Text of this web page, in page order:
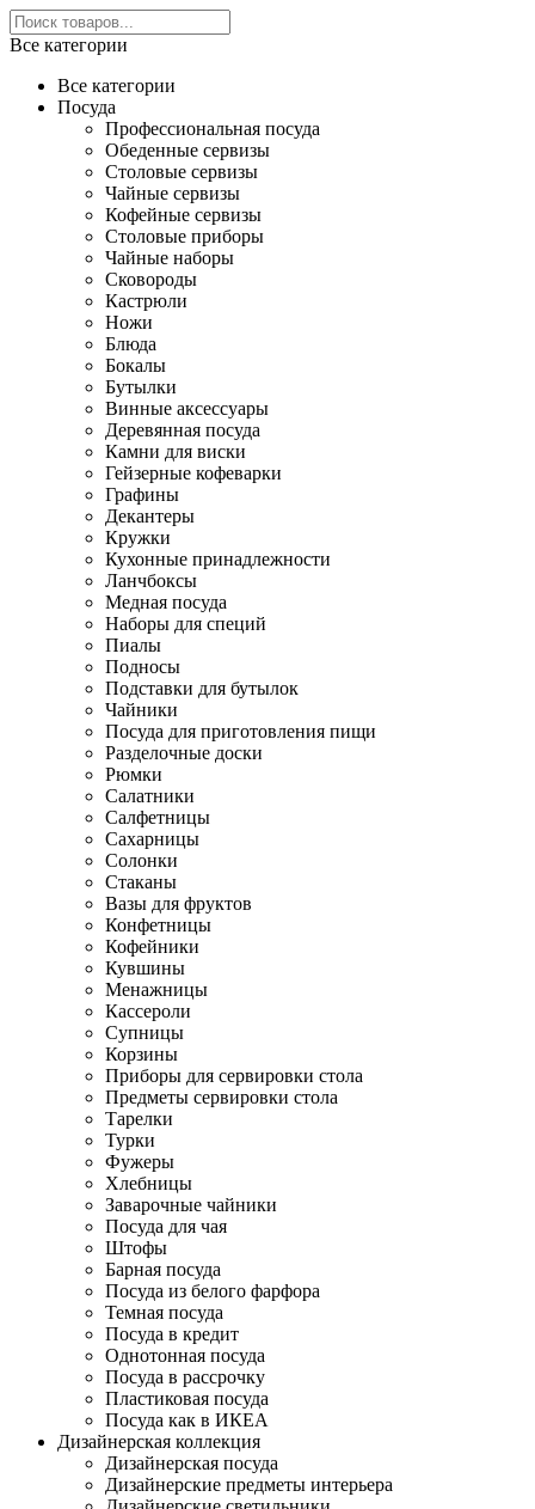
Все категории
Все категории
Посуда
Профессиональная посуда
Обеденные сервизы
Столовые сервизы
Чайные сервизы
Кофейные сервизы
Столовые приборы
Чайные наборы
Сковороды
Кастрюли
Ножи
Блюда
Бокалы
Бутылки
Винные аксессуары
Деревянная посуда
Камни для виски
Гейзерные кофеварки
Графины
Декантеры
Кружки
Кухонные принадлежности
Ланчбоксы
Медная посуда
Наборы для специй
Пиалы
Подносы
Подставки для бутылок
Чайники
Посуда для приготовления пищи
Разделочные доски
Рюмки
Салатники
Салфетницы
Сахарницы
Солонки
Стаканы
Вазы для фруктов
Конфетницы
Кофейники
Кувшины
Менажницы
Кассероли
Супницы
Корзины
Приборы для сервировки стола
Предметы сервировки стола
Тарелки
Турки
Фужеры
Хлебницы
Заварочные чайники
Посуда для чая
Штофы
Барная посуда
Посуда из белого фарфора
Темная посуда
Посуда в кредит
Однотонная посуда
Посуда в рассрочку
Пластиковая посуда
Посуда как в ИКЕА
Дизайнерская коллекция
Дизайнерская посуда
Дизайнерские предметы интерьера